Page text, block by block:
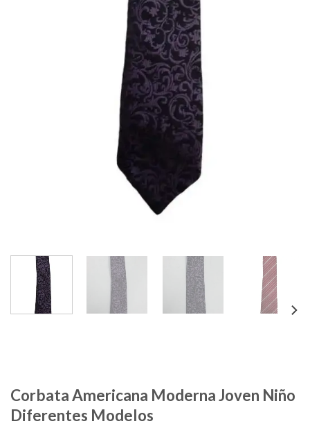
Corbata Americana Moderna Joven Niño
Diferentes Modelos